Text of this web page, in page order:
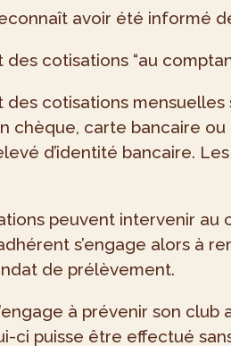
avoir été informé
des cotisations “au
des cotisations mensuelles
chèque, carte bancaire
d’identité bancaire.
peuvent intervenir au
s’engage alors à
de prélèvement.
à prévenir son
ci puisse être effectué